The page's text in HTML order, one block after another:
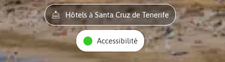
Hôtels à Santa Cruz de Tenerife
Accessibilité